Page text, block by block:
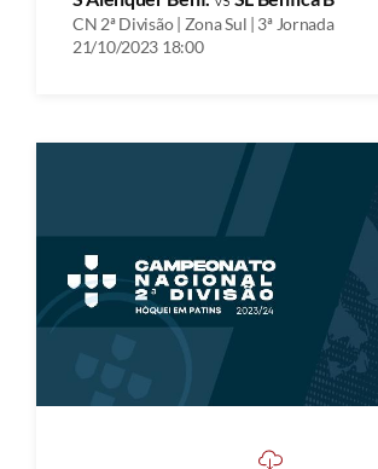
CN 2ª Divisão | Zona Sul | 3ª Jornada
21/10/2023 18:00